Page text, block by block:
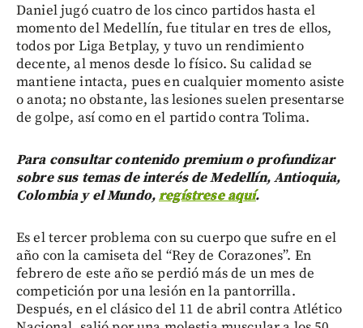
Daniel jugó cuatro de los cinco partidos hasta el
momento del Medellín, fue titular en tres de ellos,
todos por Liga Betplay, y tuvo un rendimiento
decente, al menos desde lo físico. Su calidad se
mantiene intacta, pues en cualquier momento asiste
o anota; no obstante, las lesiones suelen presentarse
de golpe, así como en el partido contra Tolima.
Para consultar contenido premium o profundizar
sobre sus temas de interés de Medellín, Antioquia,
Colombia y el Mundo,regístrese aquí.
Es el tercer problema con su cuerpo que sufre en el
año con la camiseta del “Rey de Corazones”. En
febrero de este año se perdió más de un mes de
competición por una lesión en la pantorrilla.
Después, en el clásico del 11 de abril contra Atlético